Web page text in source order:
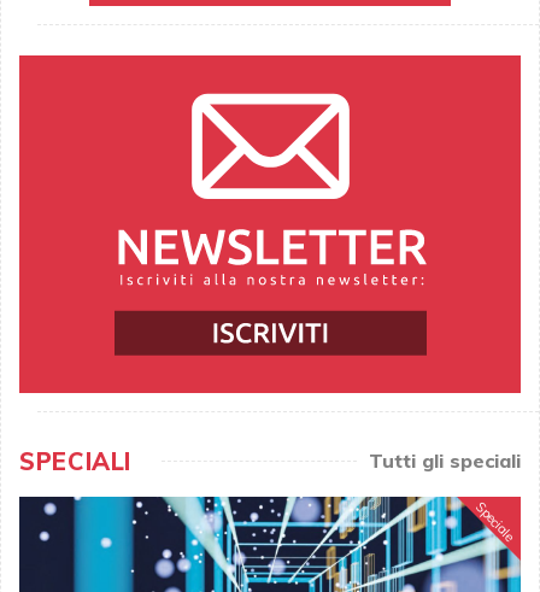
SPECIALI Tutti gli speciali
Speciale